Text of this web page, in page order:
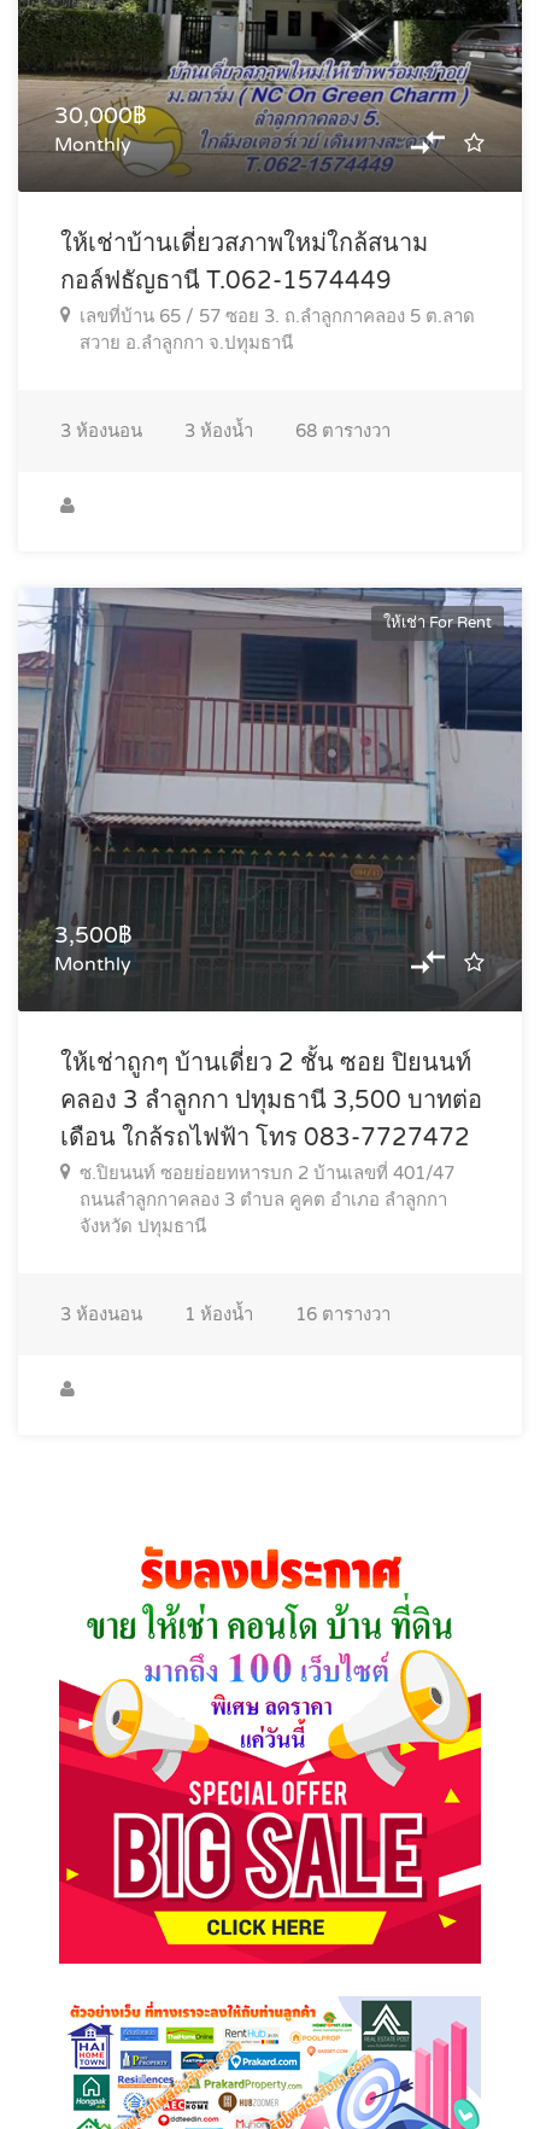
30,000฿
Monthly
ให้เช่าบ้านเดี่ยวสภาพใหม่ใกล้สนาม
กอล์ฟธัญธานี T.062-1574449
เลขที่บ้าน 65 / 57 ซอย 3. ถ.ลำลูกกาคลอง 5 ต.ลาด
สวาย อ.ลำลูกกา จ.ปทุมธานี
3 ห้องนอน 3 ห้องน้ำ 68 ตารางวา
ให้เช่า For Rent
3,500฿
Monthly
ให้เช่าถูกๆ บ้านเดี่ยว 2 ชั้น ซอย ปิยนนท์
คลอง 3 ลำลูกกา ปทุมธานี 3,500 บาทต่อ
เดือน ใกล้รถไฟฟ้า โทร 083-7727472
ซ.ปิยนนท์ ซอยย่อยทหารบก 2 บ้านเลขที่ 401/47
ถนนลำลูกกาคลอง 3 ตำบล คูคต อำเภอ ลำลูกกา
จังหวัด ปทุมธานี
3 ห้องนอน 1 ห้องน้ำ 16 ตารางวา